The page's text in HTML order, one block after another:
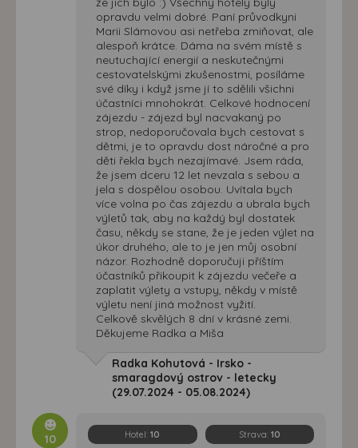
opravdu velmi dobré. Paní průvodkyni
Marii Slámovou asi netřeba zmiňovat, ale
alespoň krátce. Dáma na svém místě s
neutuchající energií a neskutečnými
cestovatelskými zkušenostmi, posíláme
své díky i když jsme jí to sdělili všichni
účastníci mnohokrát. Celkové hodnocení
zájezdu - zájezd byl nacvakaný po
strop, nedoporučovala bych cestovat s
dětmi, je to opravdu dost náročné a pro
děti řekla bych nezajímavé. Jsem ráda,
že jsem dceru 12 let nevzala s sebou a
jela s dospělou osobou. Uvítala bych
více volna po čas zájezdu a ubrala bych
výletů tak, aby na každý byl dostatek
času, někdy se stane, že je jeden výlet na
úkor druhého, ale to je jen můj osobní
názor. Rozhodně doporučuji příštím
účastníků přikoupit k zájezdu večeře a
zaplatit výlety a vstupy, někdy v místě
výletu není jiná možnost vyžití.
Celkově skvělých 8 dní v krásné zemi.
Děkujeme Radka a Miša
Radka Kohutová - Irsko -
smaragdový ostrov - letecky
(29.07.2024 - 05.08.2024)
10 Hotel:10 Strava: 10